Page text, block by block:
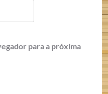
para a próxima